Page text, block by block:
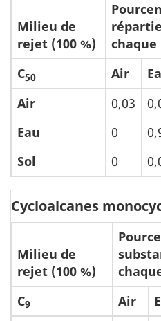
Milieu de
rejet (100 %)
C50 Air
Air
0,03
Eau
0
Sol
0
Cycloalcanes
Milieu de
rejet (100 %)
C9 Air